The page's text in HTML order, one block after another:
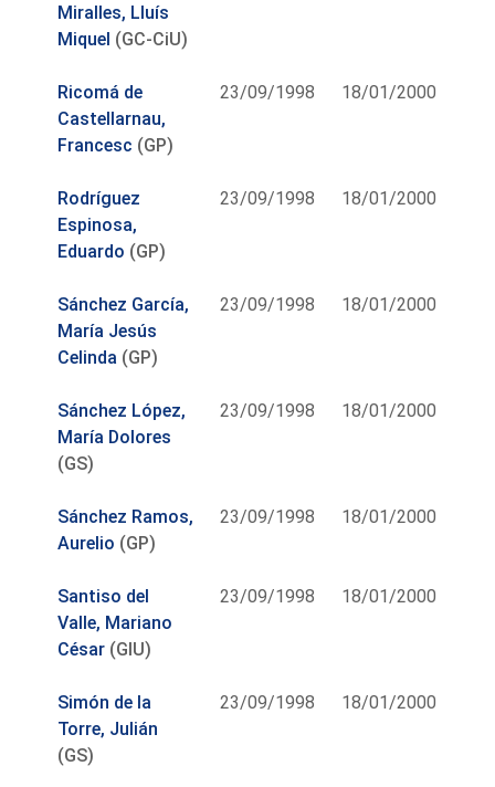
Miralles, Lluís
Miquel (GC-CiU)
Ricomá de
Castellarnau,
Francesc (GP)
23/09/1998 18/01/2000
Rodríguez
Espinosa,
Eduardo (GP)
23/09/1998 18/01/2000
Sánchez García,
María Jesús
Celinda (GP)
23/09/1998 18/01/2000
Sánchez López,
María Dolores
(GS)
23/09/1998 18/01/2000
Sánchez Ramos,
Aurelio (GP)
23/09/1998 18/01/2000
Santiso del
Valle, Mariano
César (GIU)
23/09/1998 18/01/2000
Simón de la
Torre, Julián
(GS)
23/09/1998 18/01/2000